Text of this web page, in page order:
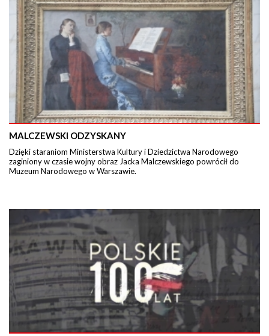
MALCZEWSKI ODZYSKANY
Dzięki staraniom Ministerstwa Kultury i Dziedzictwa Narodowego
zaginiony w czasie wojny obraz Jacka Malczewskiego powrócił do
Muzeum Narodowego w Warszawie.